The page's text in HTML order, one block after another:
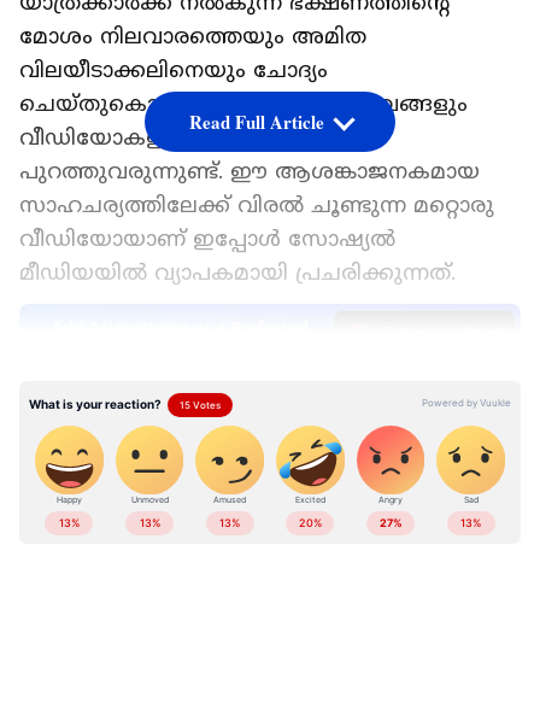
മോശം നിലവാരത്തെയും അമിത
വിലയീടാക്കലിനെയും ചോദ്യം
ചെയ്തുകൊണ്ടുള്ള നിരവധി സംഭവങ്ങളും
വീഡിയോകളും വർഷങ്ങളായി
പുറത്തുവരുന്നുണ്ട്. ഈ ആശങ്കാജനകമായ
സാഹചര്യത്തിലേക്ക് വിരൽ ചൂണ്ടുന്ന മറ്റൊരു
വീഡിയോയാണ് ഇപ്പോൾ സോഷ്യൽ
മീഡിയയിൽ വ്യാപകമായി പ്രചരിക്കുന്നത്.
ആരോഗ്യത്തിനും ശുചിത്വത്തിനും മുൻഗണന
നൽകുന്ന ഏതൊരാളെയും ഞെട്ടിക്കുന്നതാണ്
ഈ ദൃശ്യങ്ങൾ. ഓടിക്കൊണ്ടിരിക്കുന്ന ഒരു
ട്രെയിനിന്റെ തറയിലിരിക്കുന്ന സമൂസ
Read Full Article